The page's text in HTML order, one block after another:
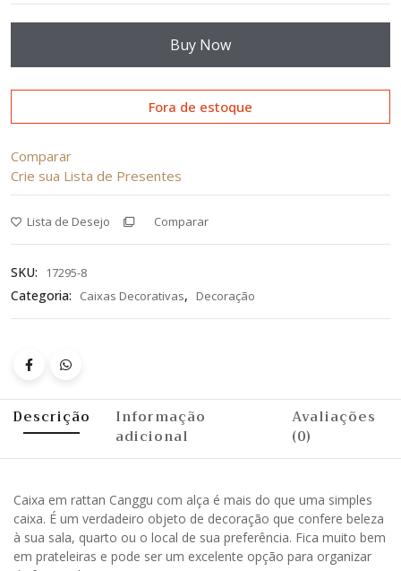
Buy Now
Fora de estoque
Comparar
Crie sua Lista de Presentes
Lista de Desejo Comparar
SKU: 17295-8
Categoria: Caixas Decorativas, Decoração
Descrição
Informação
adicional
Avaliações
(0)
Caixa em rattan Canggu com alça é mais do que uma simples
caixa. É um verdadeiro objeto de decoração que confere beleza
à sua sala, quarto ou o local de sua preferência. Fica muito bem
em prateleiras e pode ser um excelente opção para organizar